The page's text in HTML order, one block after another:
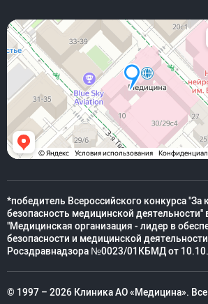
*победитель Всероссийского конкурса "За
безопасность медицинской деятельности"
"Медицинская организация - лидер в
безопасности и медицинской
Росздравнадзора №0023/01КБМД от
© 1997 – 2026 Клиника АО «Медицина».